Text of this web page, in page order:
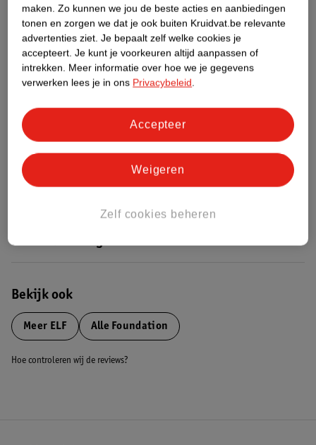
Over dit product
Productinformatie
Etiketinformatie
Nature Impact Score
Dit product heeft (nog) geen Nature
Impact Score.
Meer informatie
Bestel & Bezorginformatie
Bekijk ook
Meer ELF Alle Foundation
Hoe controleren wij de reviews?
maken. Zo kunnen we jou de beste acties en aanbiedingen
tonen en zorgen we dat je ook buiten Kruidvat.be relevante
advertenties ziet. Je bepaalt zelf welke cookies je
accepteert. Je kunt je voorkeuren altijd aanpassen of
intrekken. Meer informatie over hoe we je gegevens
verwerken lees je in ons Privacybeleid.
Zelf cookies beheren
Weigeren
Accepteer